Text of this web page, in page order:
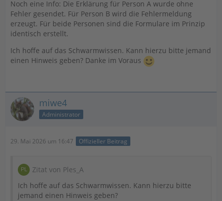
Noch eine Info: Die Erklärung für Person A wurde ohne
Fehler gesendet. Für Person B wird die Fehlermeldung
erzeugt. Für beide Personen sind die Formulare im Prinzip
identisch erstellt.
Ich hoffe auf das Schwarmwissen. Kann hierzu bitte jemand
einen Hinweis geben? Danke im Voraus
miwe4
Administrator
29. Mai 2026 um 16:47 Offizieller Beitrag
Zitat von Ples_A
Ich hoffe auf das Schwarmwissen. Kann hierzu bitte
jemand einen Hinweis geben?